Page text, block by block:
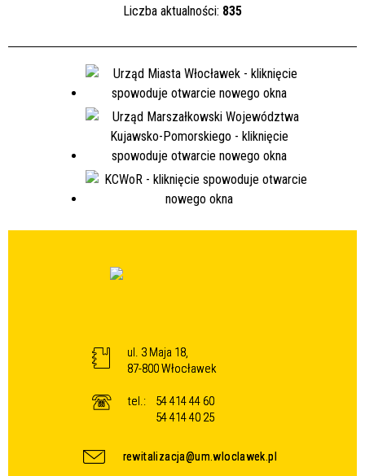
Liczba aktualności: 835
ul. 3 Maja 18,
87-800 Włocławek
tel.:
54 414 44 60
54 414 40 25
rewitalizacja@um.wloclawek.pl